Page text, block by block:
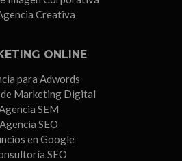
Creativa
ONLINE
para Adwords
Marketing Digital
SEM
Agencia SEO
en Google
SEO